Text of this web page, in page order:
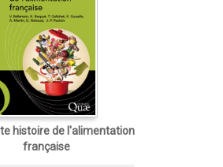
histoire de l'alimentation
française